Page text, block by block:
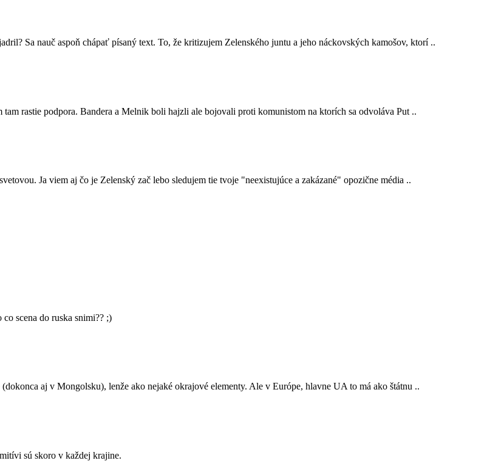
Sa nauč aspoň chápať písaný text. To, že kritizujem Zelenského juntu a jeho náckovských kamošov, ktorí ..
rastie podpora. Bandera a Melnik boli hajzli ale bojovali proti komunistom na ktorích sa odvoláva Put ..
Ja viem aj čo je Zelenský zač lebo sledujem tie tvoje "neexistujúce a zakázané" opozične média ..
scena do ruska snimi?? ;)
aj v Mongolsku), lenže ako nejaké okrajové elementy. Ale v Európe, hlavne UA to má ako štátnu ..
sú skoro v každej krajine.